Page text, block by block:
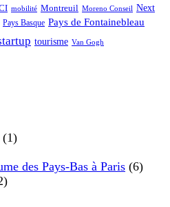
mobilité Montreuil Moreno Conseil Next
Pays Basque Pays de Fontainebleau
tourisme Van Gogh
(1)
des Pays-Bas à Paris (6)